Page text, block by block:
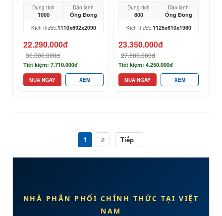
Dung tích
1000
Dàn lạnh
Ống Đồng
Kích thước:1110x692x2090
22.290.000đ
30.000.000đ
Tiết kiệm: 7.710.000đ
MUA NGAY XEM
Dung tích
800
Dàn lạnh
Ống Đồng
Kích thước:1125x610x1980
23.350.000đ
27.600.000đ
Tiết kiệm: 4.250.000đ
MUA NGAY XEM
1 2 Tiếp
NHÀ PHÂN PHỐI CHÍNH THỨC TẠI VIỆT
NAM